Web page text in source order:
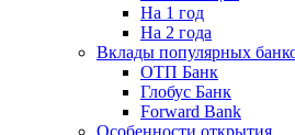
На 1 год
На 2 года
Вклады популярных
ОТП Банк
Глобус Банк
Forward Bank
Особенности открытия